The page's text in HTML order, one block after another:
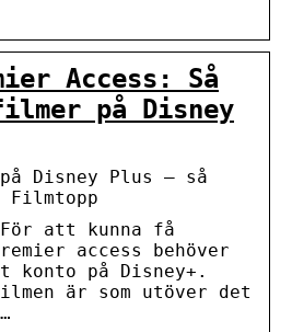
Access: Så
på Disney
Disney Plus – så
För att kunna få
access behöver
på Disney+.
är som utöver det